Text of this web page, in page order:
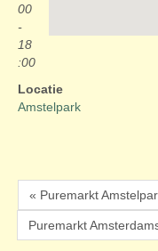
00
-
18
:00
Locatie
Amstelpark
« Puremarkt
Puremarkt